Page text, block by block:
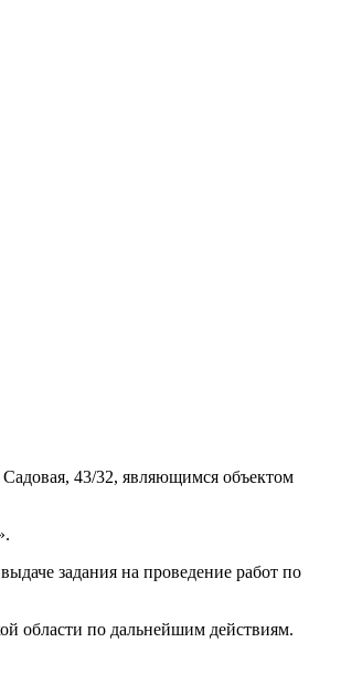
43/32, являющимся объектом
задания на проведение работ по
области по дальнейшим действиям.